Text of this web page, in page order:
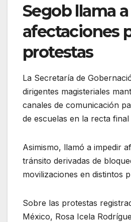
Segob llama
afectaciones
protestas
La Secretaría de
dirigentes magisteriales
canales de comunicación
de escuelas en la recta
Asimismo, llamó a impedir
tránsito derivadas de
movilizaciones en distintos
Sobre las protestas
México, Rosa Icela